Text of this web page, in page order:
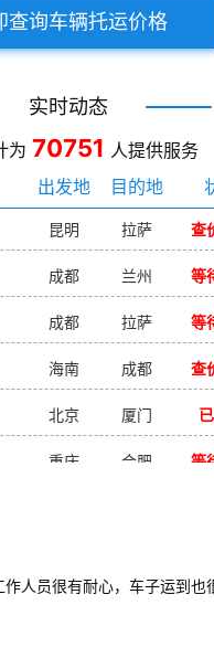
查询车辆托运价格
实时动态
为 70751 人提供服务
出发地 目的地
昆明 拉萨 查
成都 兰州 等
成都 拉萨 等
海南 成都 查
北京 厦门
重庆 合肥 等
作人员很有耐心，车子运到也